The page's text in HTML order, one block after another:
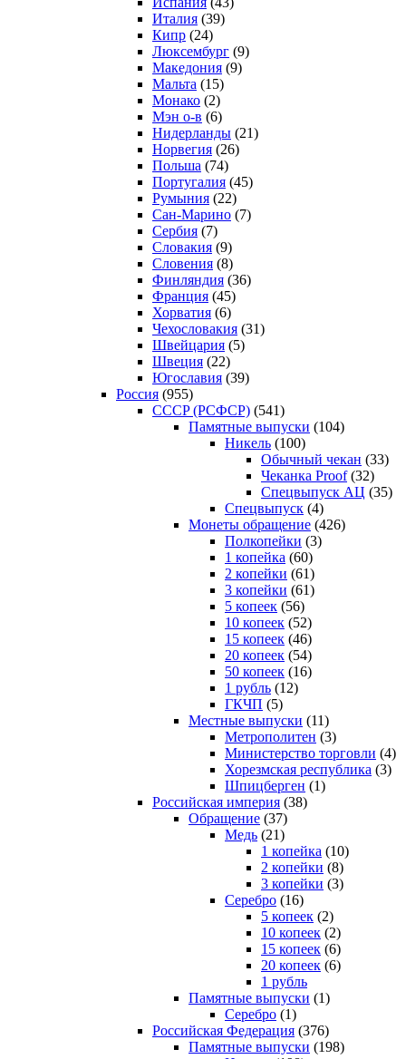
Италия (39)
Кипр (24)
Люксембург (9)
Македония (9)
Мальта (15)
Монако (2)
Мэн о-в (6)
Нидерланды (21)
Норвегия (26)
Польша (74)
Португалия (45)
Румыния (22)
Сан-Марино (7)
Сербия (7)
Словакия (9)
Словения (8)
Финляндия (36)
Франция (45)
Хорватия (6)
Чехословакия (31)
Швейцария (5)
Швеция (22)
Югославия (39)
Россия (955)
CCCP (РСФСР) (541)
Памятные выпуски (104)
Никель (100)
Обычный чекан (33)
Чеканка Proof(32)
Спецвыпуск АЦ (35)
Спецвыпуск (4)
Монеты обращение (426)
Полкопейки (3)
1 копейка (60)
2 копейки (61)
3 копейки (61)
5 копеек (56)
10 копеек (52)
15 копеек (46)
20 копеек (54)
50 копеек (16)
1 рубль (12)
ГКЧП (5)
Местные выпуски (11)
Метрополитен (3)
Министерство торговли (4)
Хорезмская республика (3)
Шпицберген (1)
Российская империя (38)
Обращение (37)
Медь (21)
1 копейка (10)
2 копейки (8)
3 копейки (3)
Серебро (16)
5 копеек (2)
10 копеек (2)
15 копеек (6)
20 копеек (6)
1 рубль
Памятные выпуски (1)
Серебро (1)
Российская Федерация (376)
Памятные выпуски (198)